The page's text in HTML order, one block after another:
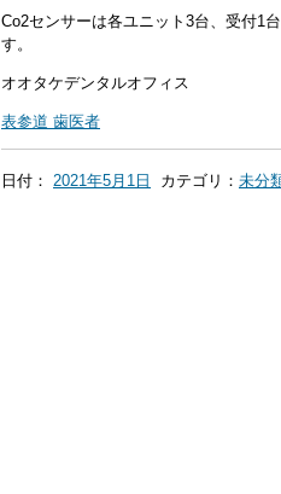
Co2センサーは各ユニット3台、受付1
す。
オオタケデンタルオフィス
表参道 歯医者
日付： 2021年5月1日 カテゴリ： 未分